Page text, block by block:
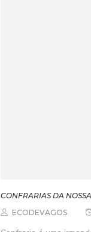
CONFRARIAS DA
ECODEVAGOS